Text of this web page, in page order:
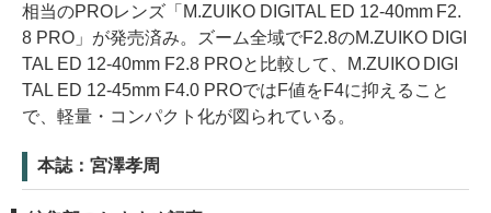
相当のPROレンズ「M.ZUIKO DIGITAL ED 12-40mm F2.
8 PRO」が発売済み。ズーム全域でF2.8のM.ZUIKO DIGI
TAL ED 12-40mm F2.8 PROと比較して、M.ZUIKO DIGI
TAL ED 12-45mm F4.0 PROではF値をF4に抑えること
で、軽量・コンパクト化が図られている。
本誌：宮澤孝周